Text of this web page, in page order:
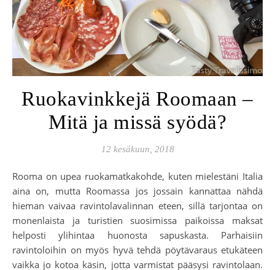
Ruokavinkkejä Roomaan –
Mitä ja missä syödä?
12 kesäkuun, 2018
Rooma on upea ruokamatkakohde, kuten mielestäni Italia
aina on, mutta Roomassa jos jossain kannattaa nähdä
hieman vaivaa ravintolavalinnan eteen, sillä tarjontaa on
monenlaista ja turistien suosimissa paikoissa maksat
helposti ylihintaa huonosta sapuskasta. Parhaisiin
ravintoloihin on myös hyvä tehdä pöytävaraus etukäteen
vaikka jo kotoa käsin, jotta varmistat pääsysi ravintolaan.